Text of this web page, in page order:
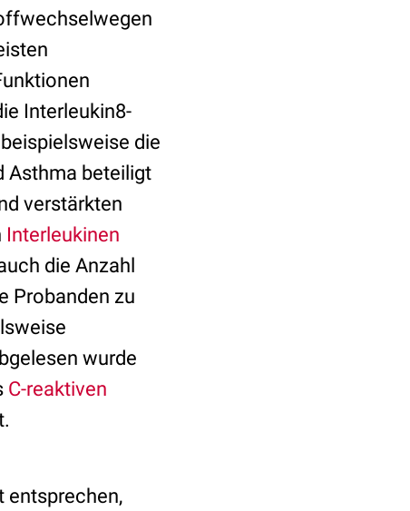
Interleukin8-
die
Asthma beteiligt
verstärkten
Interleukinen
die Anzahl
Probanden zu
wurde
C-reaktiven
entsprechen,